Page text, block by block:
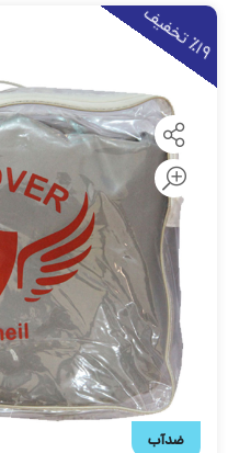
٪1
9
ت
خ
ف
یف
ضدآب